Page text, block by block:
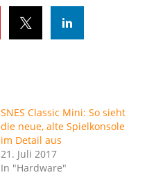
SNES Classic Mini: So sieht
die neue, alte Spielkonsole
im Detail aus
21. Juli 2017
In "Hardware"